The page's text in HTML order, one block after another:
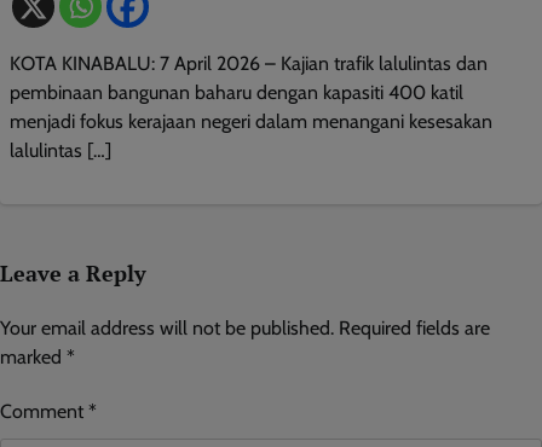
KOTA KINABALU: 7 April 2026 – Kajian trafik lalulintas dan
pembinaan bangunan baharu dengan kapasiti 400 katil
menjadi fokus kerajaan negeri dalam menangani kesesakan
lalulintas […]
Leave a Reply
Your email address will not be published. Required fields are
marked *
Comment *